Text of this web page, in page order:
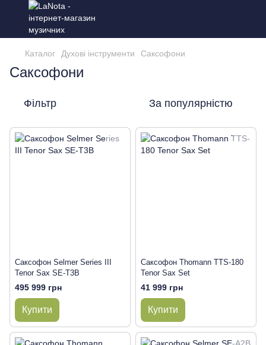
Каталог Духові інструменти Саксофони
Саксофони
Фільтр За популярністю
Саксофон Selmer Series III
Tenor Sax SE-T3B
495 999 грн
Купити
Саксофон Thomann TTS-180
Tenor Sax Set
41 999 грн
Купити